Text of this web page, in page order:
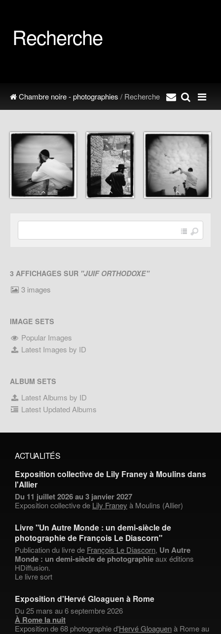
Recherche
Chambre noire - photographies / Recherche
3 AFFICHAGES SUR "JUIF ORTHODOXE"
3 images
IMAGE SETS
Popular Images
Latest Images by ID
ALBUM SETS
Latest Albums by ID
Latest Updated Albums
ACTUALITÉS
Exposition collective de Lily Franey à Moulins dans
l'Allier
Du 11 juillet 2026 au 3 janvier 2027
Exposition collective de Lily Franey à Moulins (Allier)
Livre "Un Autre Monde : un demi-siècle de
photographie de François Le Diascorn"
Publication du livre de François Le Diascorn, Un Autre
Monde : un demi-siècle de photographieaux éditions
HDiffusion.
Le livre sort
Exposition d'Hervé Gloaguen à Rome
Du 25 mars au 6 septembre 2026
À Rome la nuit
Exposition de 68 photographie d'Hervé Gloaguenà Rome au